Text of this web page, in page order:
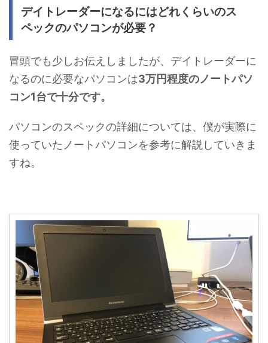
デイトレーダーになるにはどれくらいのス
ペックのパソコンが必要？
冒頭でも少しお伝えしましたが、デイトレーダーに
なるのに必要なパソコンは3万円程度のノートパソ
コン1台で十分です。
パソコンのスペックの詳細については、僕が実際に
使っていたノートパソコンを参考に解説していきま
すね。